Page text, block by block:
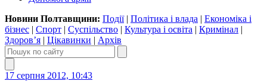
Новини Полтавщини: Події| Політика і влада | Економіка і
бізнес | Спорт | Суспільство | Культура і освіта | Кримінал |
Здоров’я | Цікавинки | Архів
17 серпня 2012, 10:43